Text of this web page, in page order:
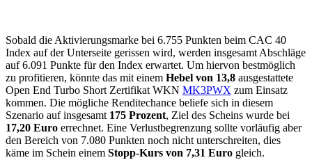
Sobald die Aktivierungsmarke bei 6.755 Punkten beim CAC 40
Index auf der Unterseite gerissen wird, werden insgesamt Abschläge
auf 6.091 Punkte für den Index erwartet. Um hiervon bestmöglich
zu profitieren, könnte das mit einem Hebel von 13,8 ausgestattete
Open End Turbo Short Zertifikat WKN MK3PWX zum Einsatz
kommen. Die mögliche Renditechance beliefe sich in diesem
Szenario auf insgesamt 175 Prozent, Ziel des Scheins wurde bei
17,20 Euro errechnet. Eine Verlustbegrenzung sollte vorläufig aber
den Bereich von 7.080 Punkten noch nicht unterschreiten, dies
käme im Schein einem Stopp-Kurs von 7,31 Euro gleich.